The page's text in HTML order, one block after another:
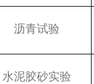
沥青试验
水泥胶砂实验